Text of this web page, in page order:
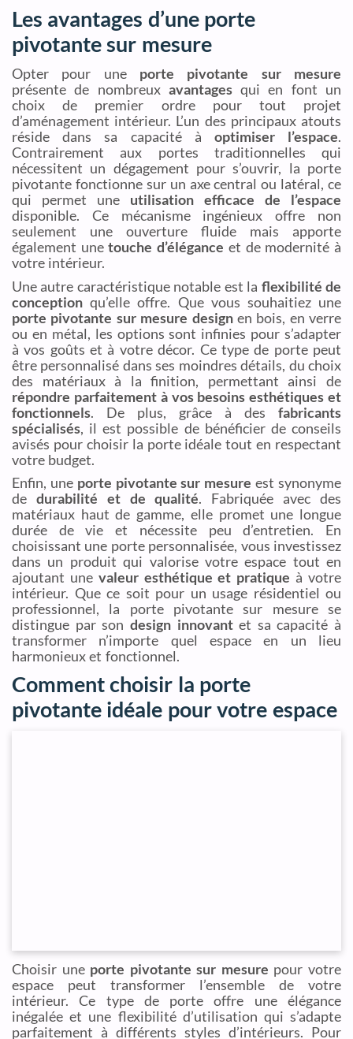
Les avantages d’une porte
pivotante sur mesure
Opter pour une porte pivotante sur mesure
présente de nombreux avantagesqui en font un
choix de premier ordre pour tout projet
d’aménagement intérieur. L’un des principaux atouts
réside dans sa capacité à optimiser l’espace.
Contrairement aux portes traditionnelles qui
nécessitent un dégagement pour s’ouvrir, la porte
pivotante fonctionne sur un axe central ou latéral, ce
qui permet une utilisation efficace de l’espace
disponible. Ce mécanisme ingénieux offre non
seulement une ouverture fluide mais apporte
également unetouche d’élégance et de modernité à
votre intérieur.
Une autre caractéristique notable est la flexibilité de
conception qu’elle offre. Que vous souhaitiez une
porte pivotante sur mesure designen bois, en verre
ou en métal, les options sont infinies pour s’adapter
à vos goûts et à votre décor. Ce type de porte peut
être personnalisé dans ses moindres détails, du choix
des matériaux à la finition, permettant ainsi de
répondre parfaitement à vos besoins esthétiques et
fonctionnels. De plus, grâce à des fabricants
spécialisés, il est possible de bénéficier de conseils
avisés pour choisir la porte idéale tout en respectant
votre budget.
Enfin, une porte pivotante sur mesure est synonyme
de durabilité et de qualité. Fabriquée avec des
matériaux haut de gamme, elle promet une longue
durée de vie et nécessite peu d’entretien. En
choisissant une porte personnalisée, vous investissez
dans un produit qui valorise votre espace tout en
ajoutant une valeur esthétique et pratique à votre
intérieur. Que ce soit pour un usage résidentiel ou
professionnel, la porte pivotante sur mesure se
distingue par son design innovantet sa capacité à
transformer n’importe quel espace en un lieu
harmonieux et fonctionnel.
Comment choisir la porte
pivotante idéale pour votre espace
Choisir une porte pivotante sur mesure pour votre
espace peut transformer l’ensemble de votre
intérieur. Ce type de porte offre une élégance
inégalée et une flexibilité d’utilisation qui s’adapte
parfaitement à différents styles d’intérieurs. Pour